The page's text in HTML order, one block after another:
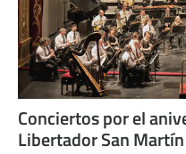
Conciertos por el
Libertador San Martín